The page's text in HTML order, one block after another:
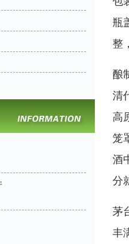
瓶
整
酿
清
高
笼
酒
分
茅
丰